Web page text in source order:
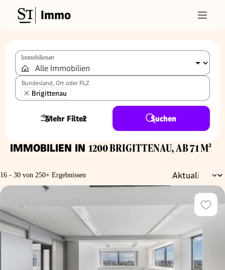
Immo
Immobilienart
Bundesland, Ort oder PLZ
Brigittenau
Mehr Filter
2 Suchen
IMMOBILIEN IN 1200 BRIGITTENAU, AB 71 M²
16 - 30 von 250+ Ergebnissen